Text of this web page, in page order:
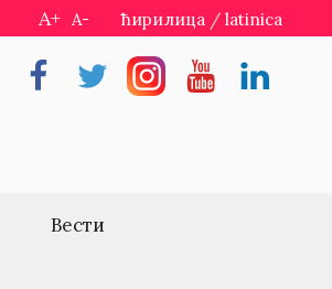
A+ A- ћирилица / latinica
FacebookTwitterInstragramYoutubeLinkedin
Вести